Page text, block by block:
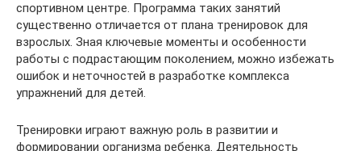
спортивном центре. Программа таких занятий
существенно отличается от плана тренировок для
взрослых. Зная ключевые моменты и особенности
работы с подрастающим поколением, можно избежать
ошибок и неточностей в разработке комплекса
упражнений для детей.
Тренировки играют важную роль в развитии и
формировании организма ребенка. Деятельность